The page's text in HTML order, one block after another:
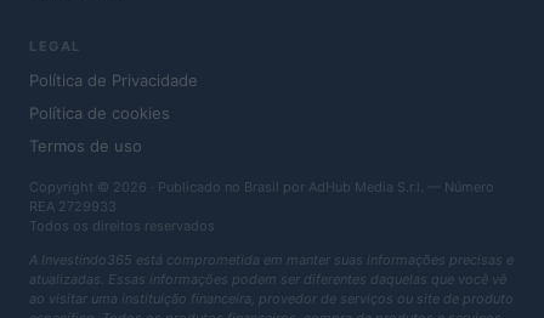
LEGAL
Política de Privacidade
Política de cookies
Termos de uso
Copyright © 2026 · Publicado no Brasil por AdHub Media S.r.l. — Número
REA 2729933
Todos os direitos reservados
A Investindo365 está comprometida em manter suas informações precisas e
atualizadas. Essas informações podem ser diferentes daquelas que você vê
ao visitar uma instituição financeira, provedor de serviços ou site de produto